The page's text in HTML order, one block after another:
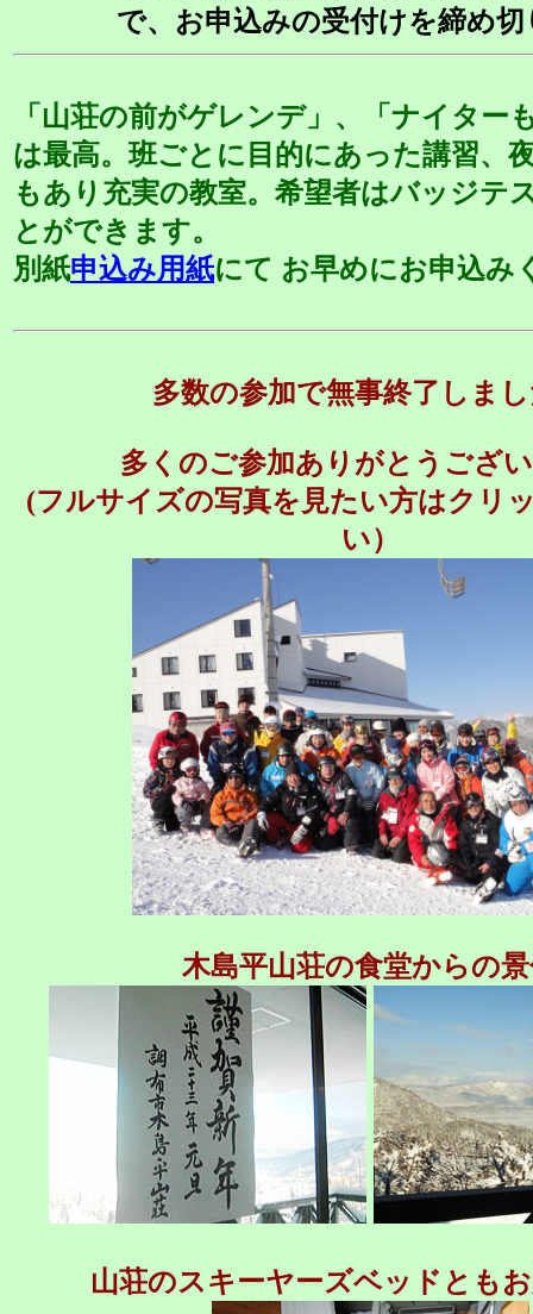
で、お申込みの受付けを締め
「山荘の前がゲレンデ」、「ナイター
は最高。班ごとに目的にあった講習、
もあり充実の教室。希望者はバッジテ
とができます。
別紙申込み用紙にて お早めにお申込み
多数の参加で無事終了しま
多くのご参加ありがとうござ
(フルサイズの写真を見たい方はクリ
い）
木島平山荘の食堂からの
山荘のスキーヤーズベッドとも